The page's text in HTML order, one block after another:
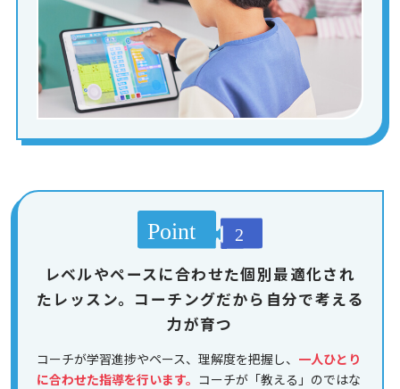
レベルやペースに合わせた個別最適化され
たレッスン。コーチングだから自分で考える
力が育つ
コーチが学習進捗やペース、理解度を把握し、 一人ひとり
に合わせた指導を行います。 コーチが「教える」のではな